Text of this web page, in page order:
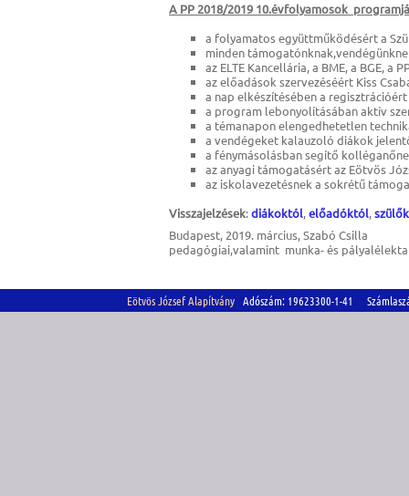
A PP 2018/2019 10.évfolyamosok
a folyamatos együttműködésért a
minden
az ELTE Kancellária, a BME, a BGE,
az előadások szervezéséért Kiss
a nap elkészítésében a
a program lebonyolításában aktív
a témanapon elengedhetetlen
a vendégeket kalauzoló diákok
a fénymásolásban segítő
az anyagi támogatásért az Eötvös
az iskolavezetésnek a sokrétű
Visszajelzések:diákoktól,előadóktól,
Budapest, 2019. március, Szabó Csilla
pedagógiai,valamint munka- és
Eötvös József Alapítvány Adószám: 19623300-1-41